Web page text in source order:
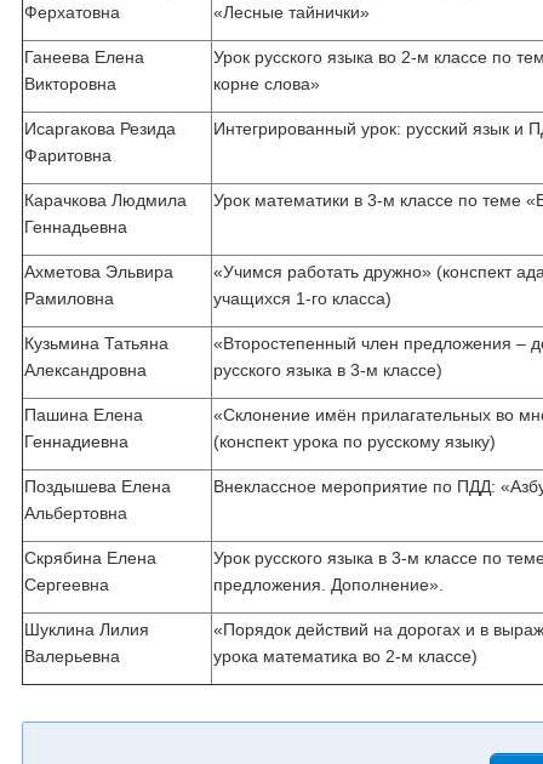
Ферхатовна
«Лесные тайнички»
Ганеева Елена
Викторовна
Урок русского языка во 2-м классе по
корне слова»
Исаргакова Резида
Фаритовна
Интегрированный урок: русский язык и
Карачкова Людмила
Геннадьевна
Урок математики в 3-м классе по теме
Ахметова Эльвира
Рамиловна
«Учимся работать дружно» (конспект
учащихся 1-го класса)
Кузьмина Татьяна
Александровна
«Второстепенный член предложения –
русского языка в 3-м классе)
Пашина Елена
Геннадиевна
«Склонение имён прилагательных во
(конспект урока по русскому языку)
Поздышева Елена
Альбертовна
Внеклассное мероприятие по ПДД:
Скрябина Елена
Сергеевна
Урок русского языка в 3-м классе по
предложения. Дополнение».
Шуклина Лилия
Валерьевна
«Порядок действий на дорогах и в
урока математика во 2-м классе)